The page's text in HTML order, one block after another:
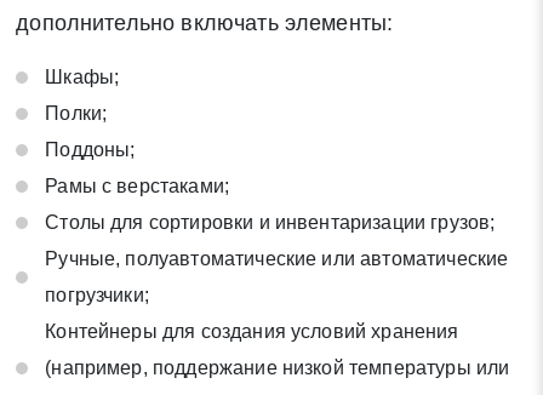
дополнительно включать элементы:
Шкафы;
Полки;
Поддоны;
Рамы с верстаками;
Столы для сортировки и инвентаризации грузов;
Ручные, полуавтоматические или автоматические
погрузчики;
Контейнеры для создания условий хранения
(например, поддержание низкой температуры или